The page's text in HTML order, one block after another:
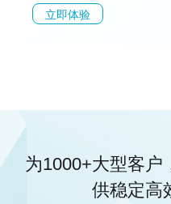
立即体验
为1000+大型客户
供稳定高